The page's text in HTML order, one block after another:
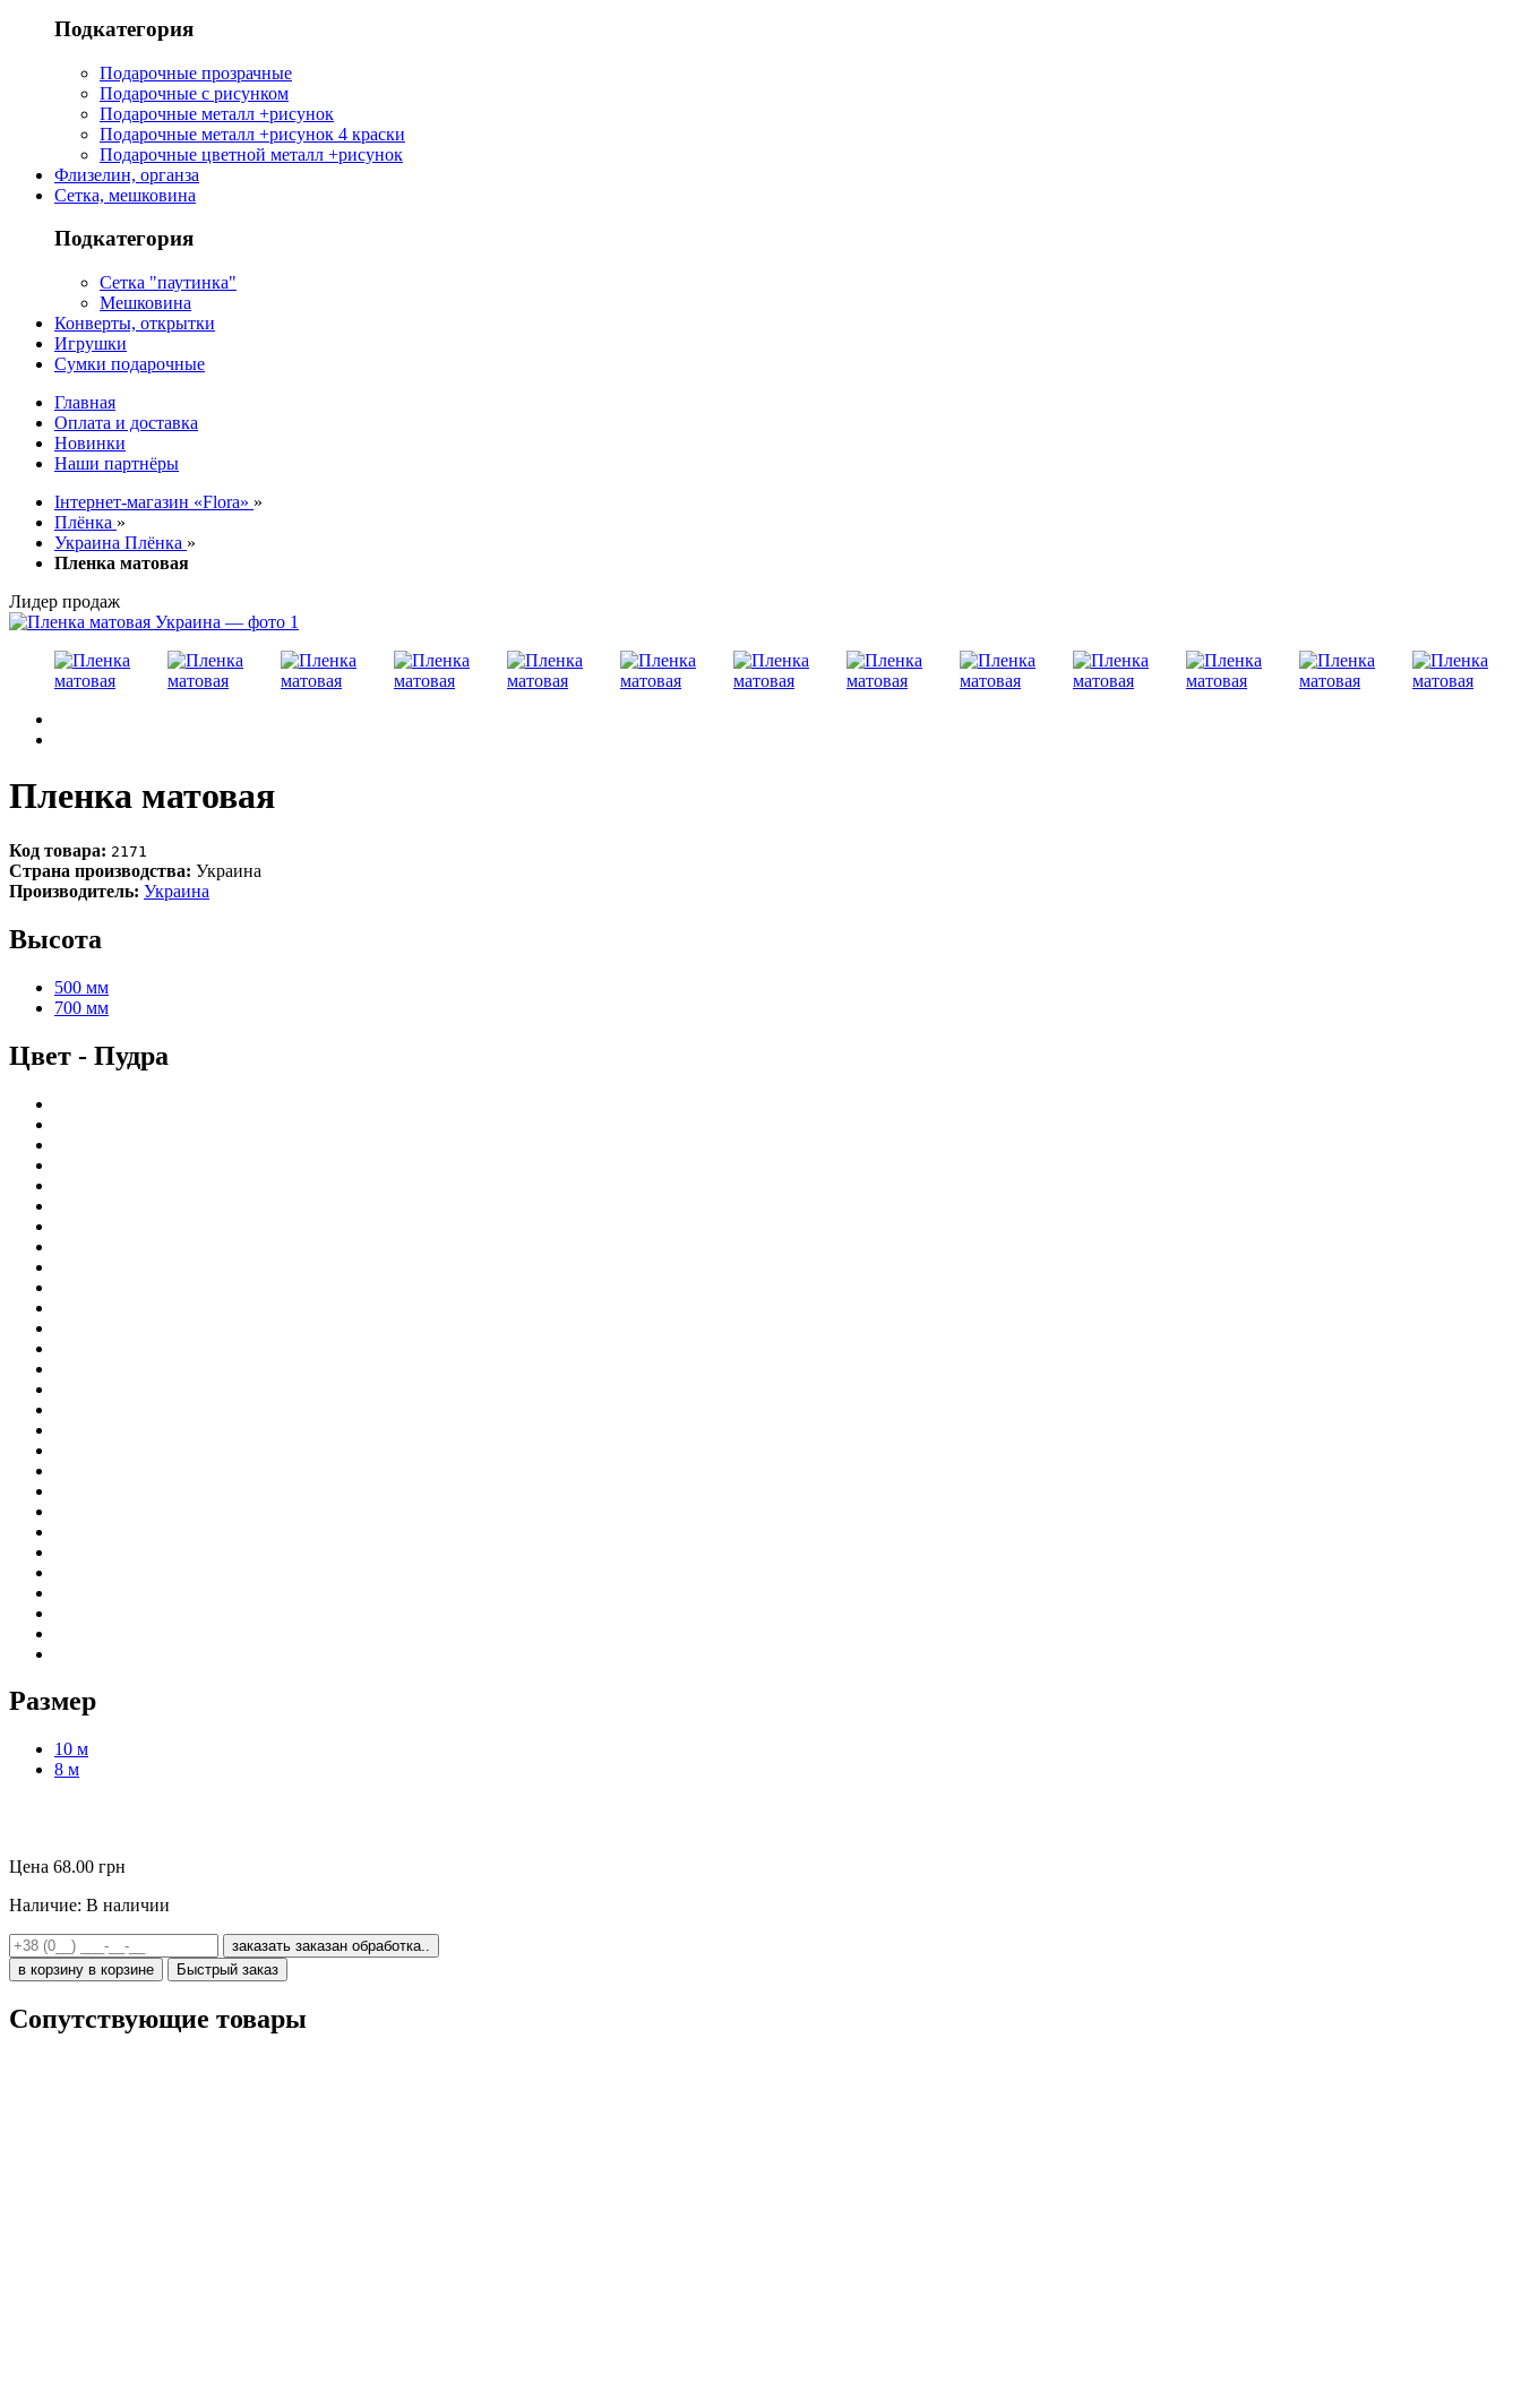
Подкатегория
Подарочные прозрачные
Подарочные с рисунком
Подарочные металл +рисунок
Подарочные металл +рисунок 4 краски
Подарочные цветной металл +рисунок
Флизелин, органза
Сетка, мешковина
Подкатегория
Сетка "паутинка"
Мешковина
Конверты, открытки
Игрушки
Сумки подарочные
Главная
Оплата и доставка
Новинки
Наши партнёры
Інтернет-магазин «Flora» »
Плёнка »
Украина Плёнка »
Пленка матовая
Лидер продаж
Пленка матовая
Код товара: 2171
Страна производства: Украина
Производитель: Украина
Высота
500 мм
700 мм
Цвет - Пудра
Размер
10 м
8 м
Цена 68.00 грн
Наличие: В наличии
заказать заказан обработка..
в корзину в корзине Быстрый заказ
Сопутствующие товары